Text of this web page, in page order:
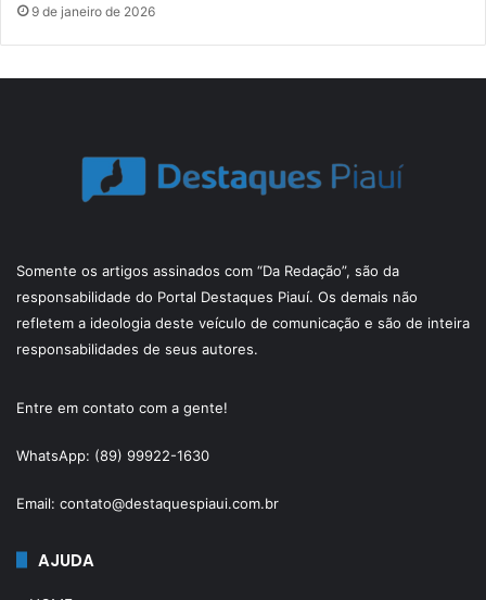
9 de janeiro de 2026
Somente os artigos assinados com “Da Redação”, são da
responsabilidade do Portal Destaques Piauí. Os demais não
refletem a ideologia deste veículo de comunicação e são de inteira
responsabilidades de seus autores.
Entre em contato com a gente!
WhatsApp: (89) 99922-1630
Email: contato@destaquespiaui.com.br
AJUDA